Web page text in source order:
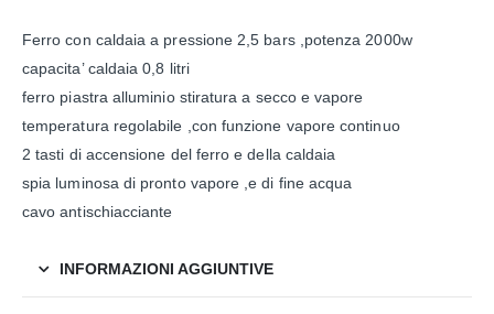
Ferro con caldaia a pressione 2,5 bars ,potenza 2000w
capacita’ caldaia 0,8 litri
ferro piastra alluminio stiratura a secco e vapore
temperatura regolabile ,con funzione vapore continuo
2 tasti di accensione del ferro e della caldaia
spia luminosa di pronto vapore ,e di fine acqua
cavo antischiacciante
INFORMAZIONI AGGIUNTIVE